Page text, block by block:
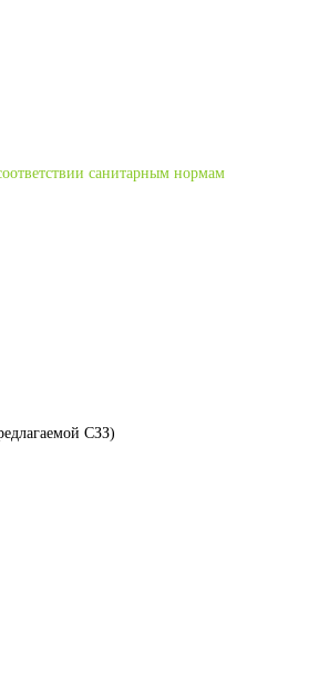
санитарным нормам
СЗЗ)